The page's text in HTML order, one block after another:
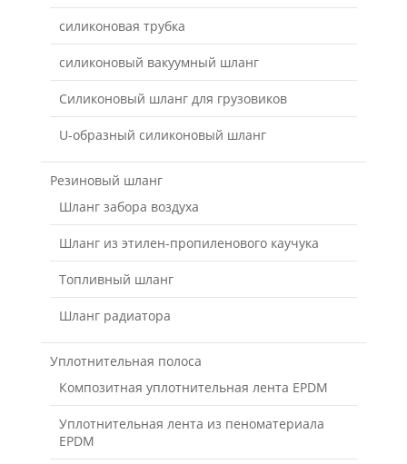
силиконовая трубка
силиконовый вакуумный шланг
Силиконовый шланг для грузовиков
U-образный силиконовый шланг
Резиновый шланг
Шланг забора воздуха
Шланг из этилен-пропиленового каучука
Топливный шланг
Шланг радиатора
Уплотнительная полоса
Композитная уплотнительная лента EPDM
Уплотнительная лента из пеноматериала
EPDM